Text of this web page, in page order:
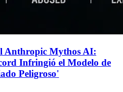
Anthropic Mythos AI:
Infringió el Modelo de
Peligroso'